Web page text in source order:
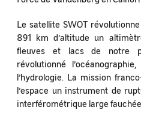
Le satellite SWOT
891 km d’altitude un
fleuves et lacs de notre
révolutionné
l’hydrologie. La mission
l’espace un instrument de
interférométrique large